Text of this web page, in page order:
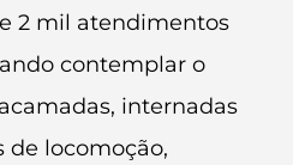
2 mil atendimentos
contemplar o
internadas
locomoção,